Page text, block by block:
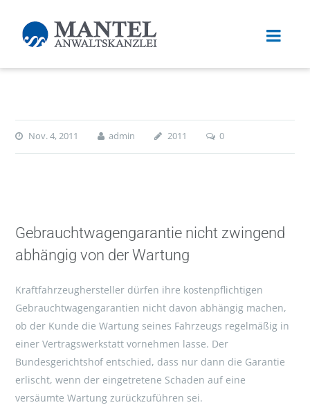
Nov. 4, 2011 admin 2011 0
Gebrauchtwagengarantie nicht zwingend
abhängig von der Wartung
Kraftfahrzeughersteller dürfen ihre kostenpflichtigen
Gebrauchtwagengarantien nicht davon abhängig machen,
ob der Kunde die Wartung seines Fahrzeugs regelmäßig in
einer Vertragswerkstatt vornehmen lasse. Der
Bundesgerichtshof entschied, dass nur dann die Garantie
erlischt, wenn der eingetretene Schaden auf eine
versäumte Wartung zurückzuführen sei.